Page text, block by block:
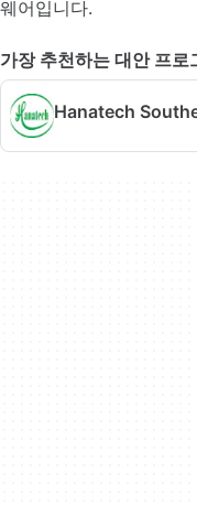
웨어입니다.
가장 추천하는 대안 프로
Hanatech